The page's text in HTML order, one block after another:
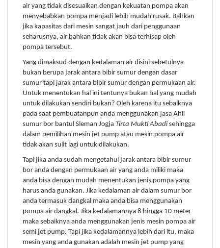
air yang tidak disesuaikan dengan kekuatan pompa akan
menyebabkan pompa menjadi lebih mudah rusak. Bahkan
jika kapasitas dari mesin sangat jauh dari penggunaan
seharusnya, air bahkan tidak akan bisa terhisap oleh
pompa tersebut.
Yang dimaksud dengan kedalaman air disini sebetulnya
bukan berupa jarak antara bibir sumur dengan dasar
sumur tapi jarak antara bibir sumur dengan permukaan air.
Untuk menentukan hal ini tentunya bukan hal yang mudah
untuk dilakukan sendiri bukan? Oleh karena itu sebaiknya
pada saat pembuatanpun anda menggunakan jasa Ahli
sumur bor bantul Sleman Jogja Tirta Mukti Abadisehingga
dalam pemilihan mesin jet pump atau mesin pompa air
tidak akan sulit lagi untuk dilakukan.
Tapi jika anda sudah mengetahui jarak antara bibir sumur
bor anda dengan permukaan air yang anda miliki maka
anda bisa dengan mudah menentukan jenis pompa yang
harus anda gunakan. Jika kedalaman air dalam sumur bor
anda termasuk dangkal maka anda bisa menggunakan
pompa air dangkal. Jika kedalamannya 8 hingga 10 meter
maka sebaiknya anda menggunakan jenis mesin pompa air
semi jet pump. Tapi jika kedalamannya lebih dari itu, maka
mesin yang anda gunakan adalah mesin jet pump yang